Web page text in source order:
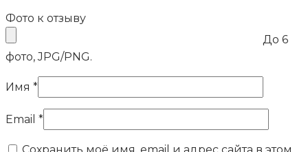
Фото к отзыву
До 6
фото, JPG/PNG.
Имя *
Email *